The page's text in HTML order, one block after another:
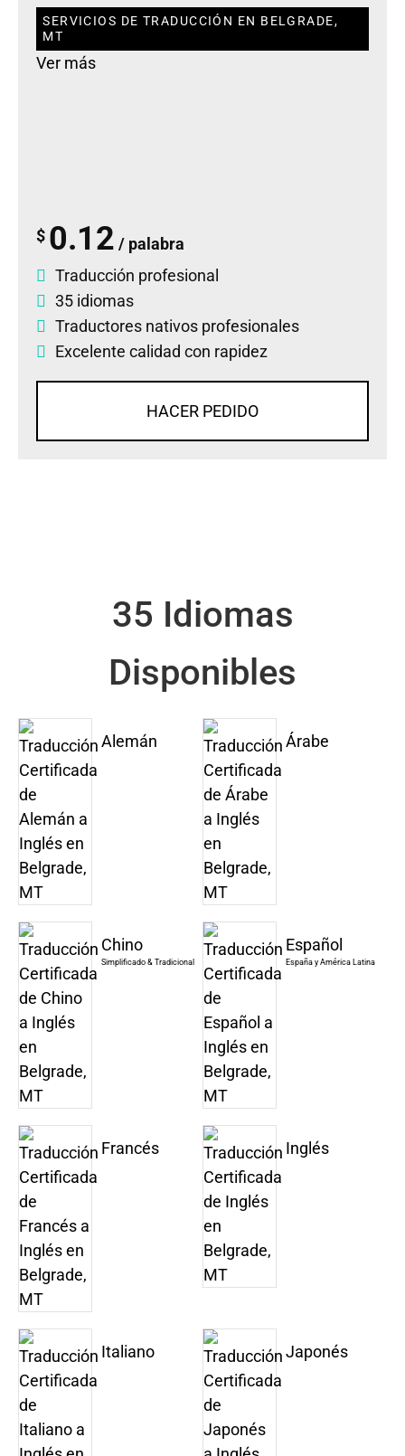
SERVICIOS DE TRADUCCIÓN EN BELGRADE,
MT
Ver más
$ 0.12 / palabra
Traducción profesional
35 idiomas
Traductores nativos profesionales
Excelente calidad con rapidez
HACER PEDIDO
35 Idiomas
Disponibles
Alemán Árabe
Chino
Simplificado & Tradicional
Español
España y América Latina
Francés Inglés
Italiano Japonés